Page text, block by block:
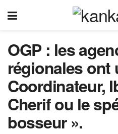
OGP : les
régionales ont
Coordinateur,
Cherif ou le
bosseur ».